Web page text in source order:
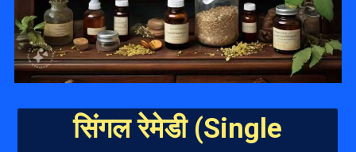
सिंगल रेमेडी (Single